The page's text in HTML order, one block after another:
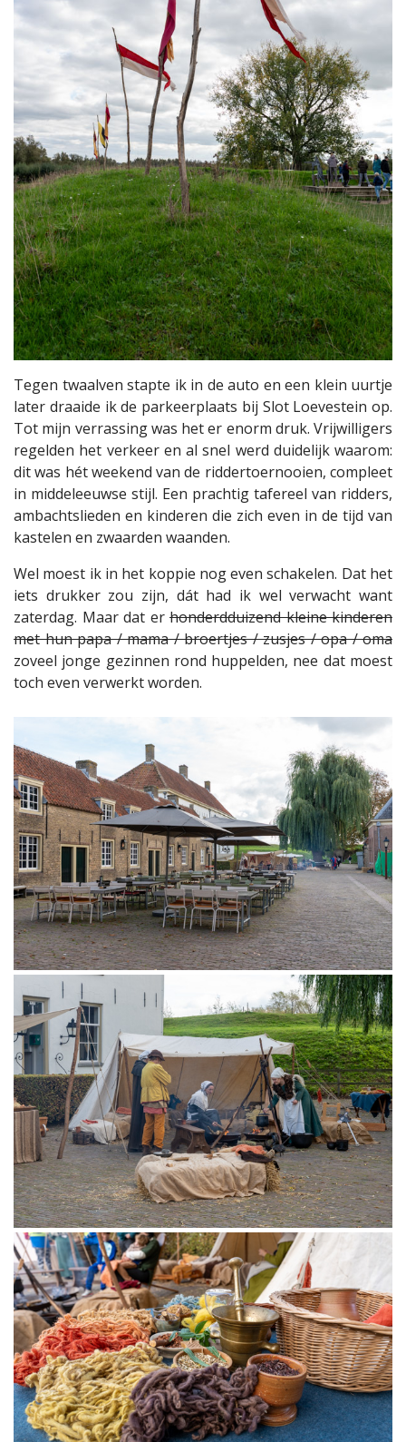
Tegen twaalven stapte ik in de auto en een klein uurtje
later draaide ik de parkeerplaats bij Slot Loevestein op.
Tot mijn verrassing was het er enorm druk. Vrijwilligers
regelden het verkeer en al snel werd duidelijk waarom:
dit was hét weekend van de riddertoernooien, compleet
in middeleeuwse stijl. Een prachtig tafereel van ridders,
ambachtslieden en kinderen die zich even in de tijd van
kastelen en zwaarden waanden.
Wel moest ik in het koppie nog even schakelen. Dat het
iets drukker zou zijn, dát had ik wel verwacht want
zaterdag. Maar dat er honderdduizend kleine kinderen
met hun papa / mama / broertjes / zusjes / opa / oma
zoveel jonge gezinnen rond huppelden, nee dat moest
toch even verwerkt worden.